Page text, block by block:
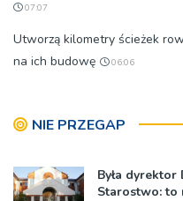
07:07
Utworzą kilometry ścieżek
na ich budowę
06:06
NIE PRZEGAP
Była
Starostwo: to